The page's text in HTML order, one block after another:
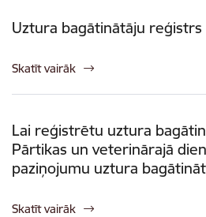
Uztura bagātinātāju reģistrs
Skatīt vairāk
Lai reģistrētu uztura
Pārtikas un veterinārajā
paziņojumu uztura
Skatīt vairāk